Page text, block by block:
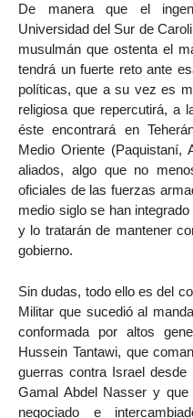
De manera que el
Universidad del Sur de
musulmán que ostenta el
tendrá un fuerte reto ante
políticas, que a su vez es
religiosa que repercutirá, a
éste encontrará en
Medio Oriente (Paquistaní,
aliados, algo que no
oficiales de las fuerzas
medio siglo se han
y lo tratarán de mantener
gobierno.
Sin dudas, todo ello es del
Militar que sucedió al
conformada por altos
Hussein Tantawi, que
guerras contra Israel
Gamal Abdel Nasser y
negociado e